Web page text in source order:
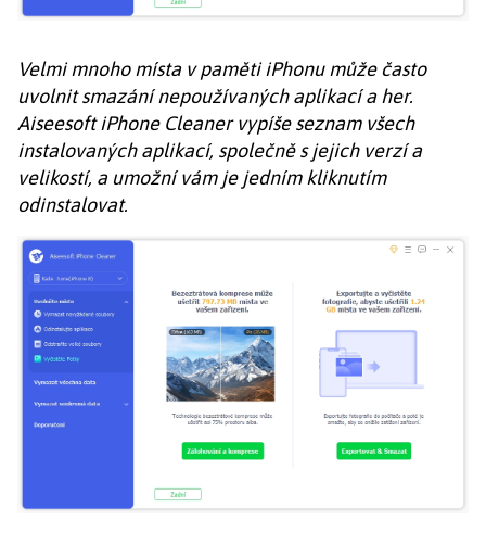
Velmi mnoho místa v paměti iPhonu může často
uvolnit smazání nepoužívaných aplikací a her.
Aiseesoft iPhone Cleaner vypíše seznam všech
instalovaných aplikací, společně s jejich verzí a
velikostí, a umožní vám je jedním kliknutím
odinstalovat.